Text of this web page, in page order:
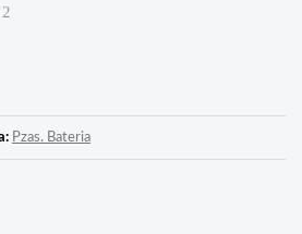
Pzas. Bateria